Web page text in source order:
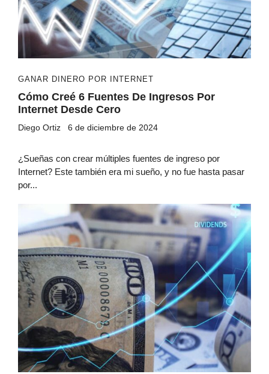
GANAR DINERO POR INTERNET
Cómo Creé 6 Fuentes De Ingresos Por
Internet Desde Cero
Diego Ortiz 6 de diciembre de 2024
¿Sueñas con crear múltiples fuentes de ingreso por
Internet? Este también era mi sueño, y no fue hasta pasar
por...